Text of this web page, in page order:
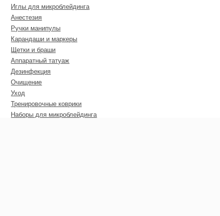
Иглы для микроблейдинга
Анестезия
Ручки манипулы
Карандаши и маркеры
Щетки и браши
Аппаратный татуаж
Дезинфекция
Очищение
Уход
Тренировочные коврики
Наборы для микроблейдинга